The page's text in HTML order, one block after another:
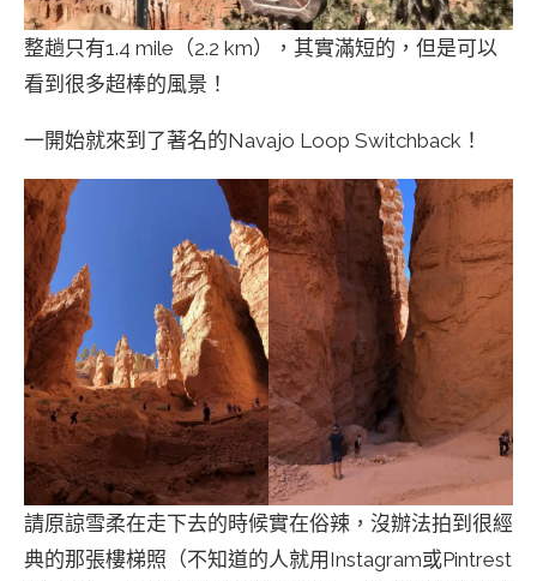
整趟只有1.4 mile（2.2 km），其實滿短的，但是可以
看到很多超棒的風景！
一開始就來到了著名的Navajo Loop Switchback！
請原諒雪柔在走下去的時候實在俗辣，沒辦法拍到很經
典的那張樓梯照（不知道的人就用Instagram或Pintrest